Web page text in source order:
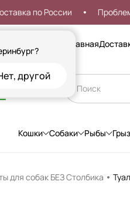
другой
по России Проблемы
Главная
Кошки Собаки Рыбы
для собак БЕЗ Столбика